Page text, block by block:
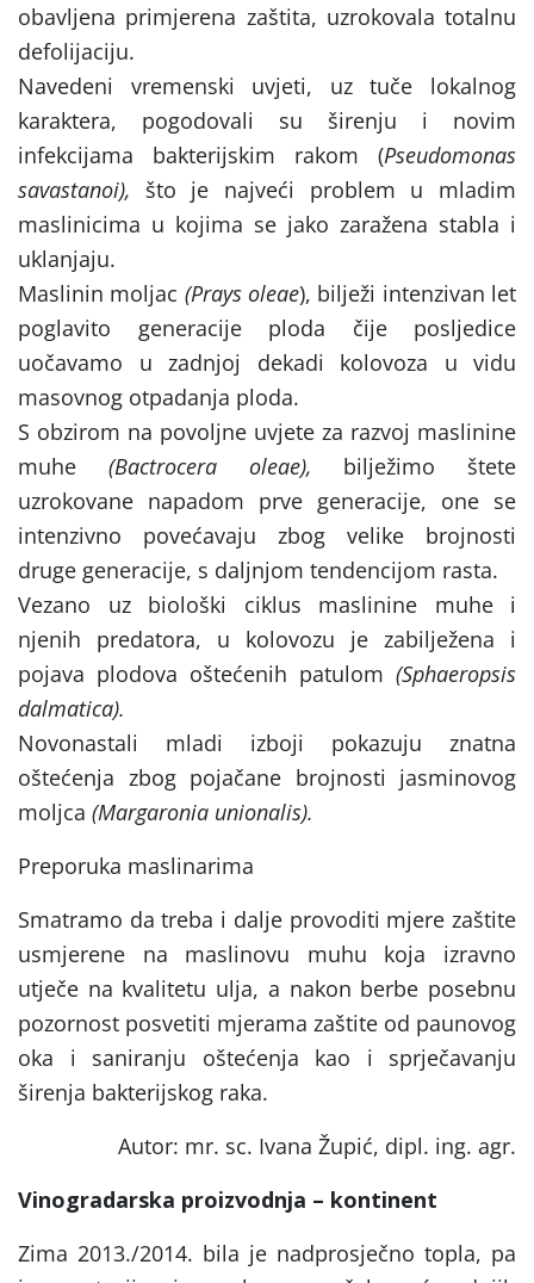
obavljena primjerena zaštita, uzrokovala totalnu
defolijaciju.
Navedeni vremenski uvjeti, uz tuče lokalnog
karaktera, pogodovali su širenju i novim
infekcijama bakterijskim rakom (Pseudomonas
savastanoi), što je najveći problem u mladim
maslinicima u kojima se jako zaražena stabla i
uklanjaju.
Maslinin moljac (Prays oleae), bilježi intenzivan let
poglavito generacije ploda čije posljedice
uočavamo u zadnjoj dekadi kolovoza u vidu
masovnog otpadanja ploda.
S obzirom na povoljne uvjete za razvoj maslinine
muhe (Bactrocera oleae), bilježimo štete
uzrokovane napadom prve generacije, one se
intenzivno povećavaju zbog velike brojnosti
druge generacije, s daljnjom tendencijom rasta.
Vezano uz biološki ciklus maslinine muhe i
njenih predatora, u kolovozu je zabilježena i
pojava plodova oštećenih patulom (Sphaeropsis
dalmatica).
Novonastali mladi izboji pokazuju znatna
oštećenja zbog pojačane brojnosti jasminovog
moljca (Margaronia unionalis).
Preporuka maslinarima
Smatramo da treba i dalje provoditi mjere zaštite
usmjerene na maslinovu muhu koja izravno
utječe na kvalitetu ulja, a nakon berbe posebnu
pozornost posvetiti mjerama zaštite od paunovog
oka i saniranju oštećenja kao i sprječavanju
širenja bakterijskog raka.
Autor: mr. sc. Ivana Župić, dipl. ing. agr.
Vinogradarska proizvodnja – kontinent
Zima 2013./2014. bila je nadprosječno topla, pa